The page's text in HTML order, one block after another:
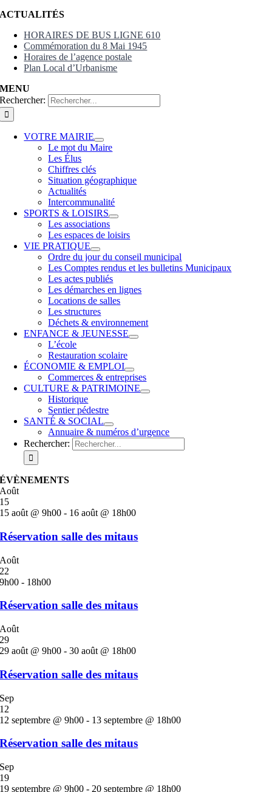
ACTUALITÉS
HORAIRES DE BUS LIGNE 610
Commémoration du 8 Mai 1945
Horaires de l’agence postale
Plan Local d’Urbanisme
MENU
Rechercher:
VOTRE MAIRIE
Le mot du Maire
Les Élus
Chiffres clés
Situation géographique
Actualités
Intercommunalité
SPORTS & LOISIRS
Les associations
Les espaces de loisirs
VIE PRATIQUE
Ordre du jour du conseil municipal
Les Comptes rendus et les bulletins Municipaux
Les actes publiés
Les démarches en lignes
Locations de salles
Les structures
Déchets & environnement
ENFANCE & JEUNESSE
L’école
Restauration scolaire
ÉCONOMIE & EMPLOI
Commerces & entreprises
CULTURE & PATRIMOINE
Historique
Sentier pédestre
SANTÉ & SOCIAL
Annuaire & numéros d’urgence
Rechercher:
ÉVÈNEMENTS
Août
15
15 août @ 9h00 - 16 août @ 18h00
Réservation salle des mitaus
Août
22
9h00 - 18h00
Réservation salle des mitaus
Août
29
29 août @ 9h00 -30 août @ 18h00
Réservation salle des mitaus
Sep
12
12 septembre @ 9h00 - 13 septembre @ 18h00
Réservation salle des mitaus
Sep
19
19 septembre @ 9h00 - 20 septembre @ 18h00